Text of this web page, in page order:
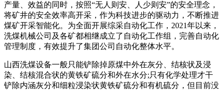
产量、效益的同时，按照“无人则安、人少则安”的安全理念，
将矿井的安全效率高开采，作为科技进步的驱动力，不断推进
煤矿开采智能化。为全面开展综采自动化工作，2021年以来，
洗煤机械公司及各矿都相继成立了自动化工作组，完善自动化
管理制度，有效提升了集团公司自动化整体水平。
山西洗煤设备一般只能铲除掉原煤中外在灰分、结核状及浸
染、结核混合状的黄铁矿硫分和外在水分;只有化学处理才干
铲除内涵灰分和细粒浸染状黄铁矿硫分和有机硫分，但目前没